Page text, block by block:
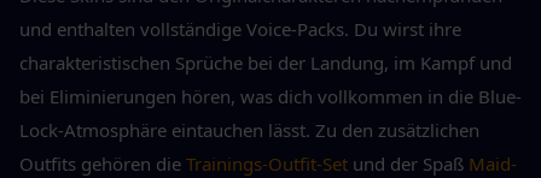
und enthalten vollständige Voice-Packs. Du wirst ihre
charakteristischen Sprüche bei der Landung, im Kampf und
bei Eliminierungen hören, was dich vollkommen in die Blue-
Lock-Atmosphäre eintauchen lässt. Zu den zusätzlichen
Outfits gehören die Trainings-Outfit-Set und der Spaß Maid-